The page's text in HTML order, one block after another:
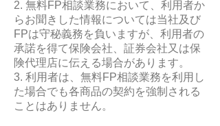
2. 無料FP相談業務において、利用者か
らお聞きした情報については当社及び
FPは守秘義務を負いますが、利用者の
承諾を得て保険会社、証券会社又は保
険代理店に伝える場合があります。
3. 利用者は、無料FP相談業務を利用し
た場合でも各商品の契約を強制される
ことはありません。